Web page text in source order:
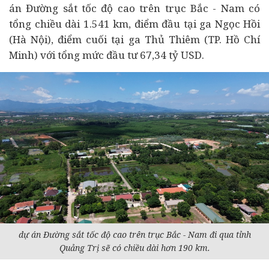
án Đường sắt tốc độ cao trên trục Bắc - Nam có
tổng chiều dài 1.541 km, điểm đầu tại ga Ngọc Hồi
(Hà Nội), điểm cuối tại ga Thủ Thiêm (TP. Hồ Chí
Minh) với tổng mức đầu tư67,34 tỷ USD.
dự án Đường sắt tốc độ cao trên trục Bắc - Nam đi qua tỉnh
Quảng Trị sẽ có chiều dài hơn 190 km.